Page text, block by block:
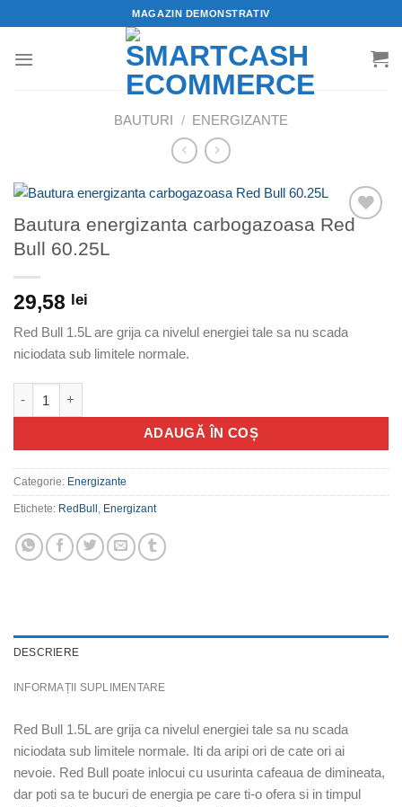
to
content
MAGAZIN DEMONSTRATIV
BAUTURI / ENERGIZANTE
Bautura energizanta carbogazoasa Red
Bull 60.25L
29,58 lei
Red Bull 1.5L are grija ca nivelul energiei tale sa nu scada
niciodata sub limitele normale.
ADAUGĂ ÎN COȘ
Categorie: Energizante
Etichete: RedBull, Energizant
DESCRIERE
INFORMAȚII SUPLIMENTARE
Red Bull 1.5L are grija ca nivelul energiei tale sa nu scada
niciodata sub limitele normale. Iti da aripi ori de cate ori ai
nevoie. Red Bull poate inlocui cu usurinta cafeaua de dimineata,
dar poti sa te bucuri de energia pe care ti-o ofera si in timpul